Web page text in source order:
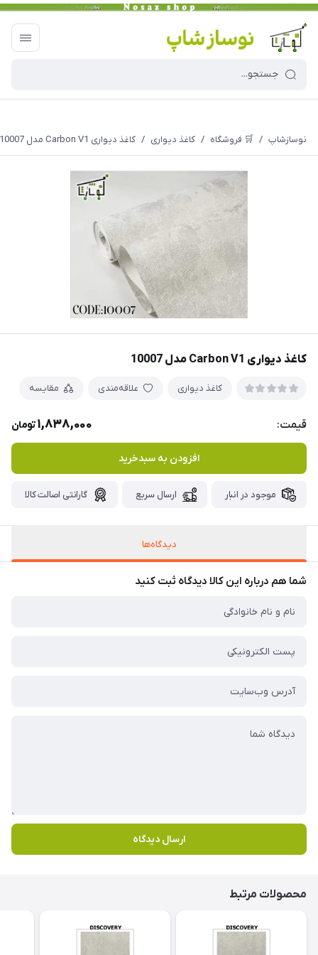
نوسازشاپ / 🛒 فروشگاه / کاغذ دیواری / کاغذ دیواری Carbon V1 مدل 10007
کاغذ دیواری Carbon V1 مدل 10007
کاغذ دیواری علاقه‌مندی مقایسه
قیمت: 1,838,000تومان
افزودن به سبدخرید
موجود در انبار ارسال سریع گارانتی اصالت کالا
دیدگاه‌ها
شما هم درباره این کالا دیدگاه ثبت کنید
ارسال دیدگاه
محصولات مرتبط